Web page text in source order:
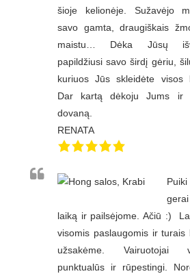
šioje kelionėje. Sužavėjo
savo gamta, draugiškais
maistu… Dėka Jūsų
papildžiusi savo širdį gėriu,
kuriuos Jūs skleidėte visos
Dar kartą dėkoju Jums ir
dovaną.
RENATA
laiką ir pailsėjome. Ačiū :)
visomis paslaugomis ir
užsakėme. Vairuotojai
punktualūs ir rūpestingi.